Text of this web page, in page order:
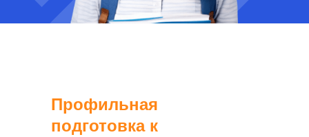
Профильная
подготовка к